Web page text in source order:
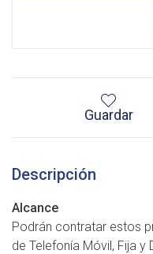
Guardar
Descripción
Alcance
Podrán contratar estos
de Telefonía Móvil, Fija